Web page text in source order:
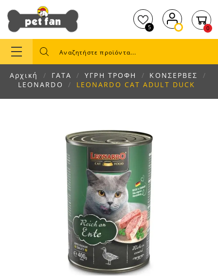
5 0
Αρχική ΓΑΤΑ ΥΓΡΗ ΤΡΟΦΗ
ΚΟΝΣΕΡΒΕΣ
LEONARDO
LEONARDO CAT ADULT DUCK